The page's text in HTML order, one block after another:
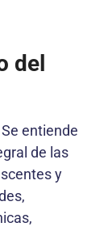
del
Se entiende
de las
y